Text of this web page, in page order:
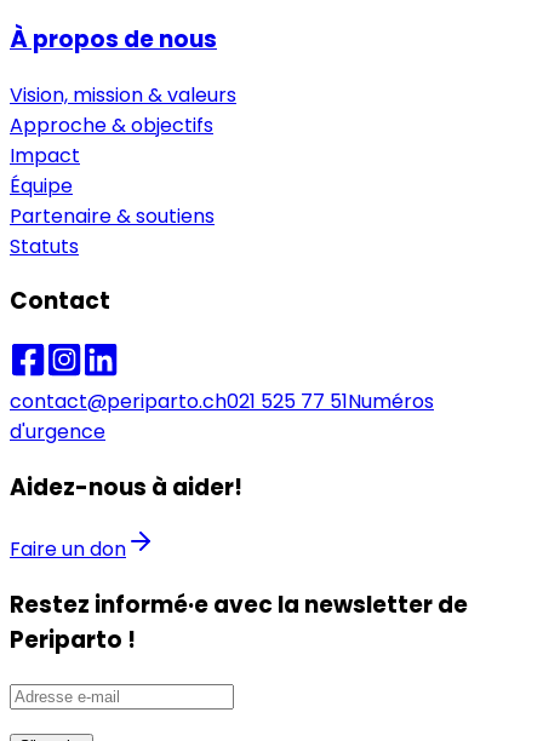
À propos de nous
Vision, mission & valeurs
Approche & objectifs
Impact
Équipe
Partenaire & soutiens
Statuts
Contact
contact@periparto.ch021 525 77 51Numéros
d'urgence
Aidez-nous à aider!
Faire un don
Restez informé·e avec la newsletter de
Periparto !